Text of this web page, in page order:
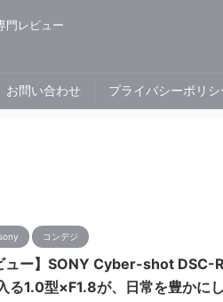
門レビュー
お問い合わせ プライバシーポリシ
sony コンデジ
ュー】SONY Cyber-shot DSC-
る1.0型×F1.8が、日常を豊かに